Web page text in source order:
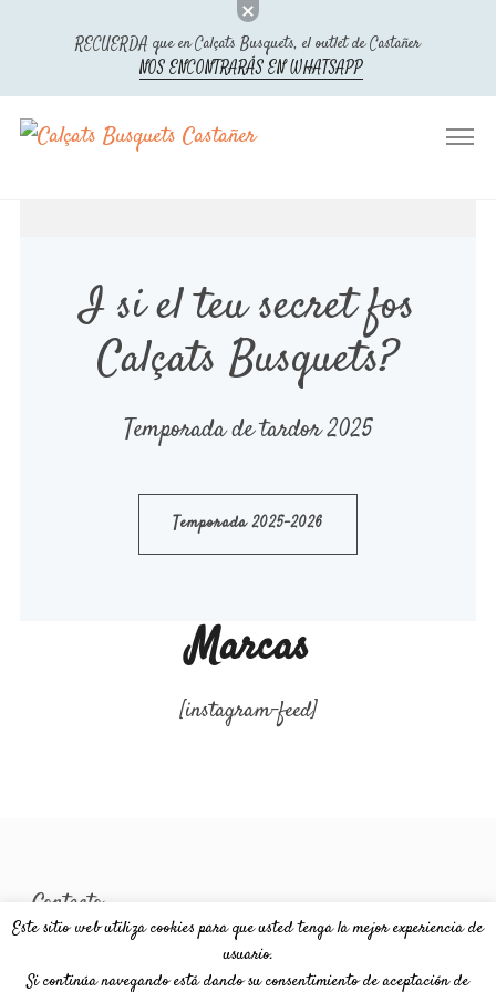
RECUERDA que en Calçats Busquets, el outlet de Castañer
NOS ENCONTRARÁS EN WHATSAPP
Calçats Busquets Castañer
Outlet Castañer, tienda oficial
I si el teu secret fos
Calçats Busquets?
Temporada de tardor 2025
Temporada 2025-2026
Marcas
[instagram-feed]
Contacto
Privacy Policy
Este sitio web utiliza cookies para que usted tenga la mejor experiencia de
usuario.
Si continúa navegando está dando su consentimiento de aceptación de